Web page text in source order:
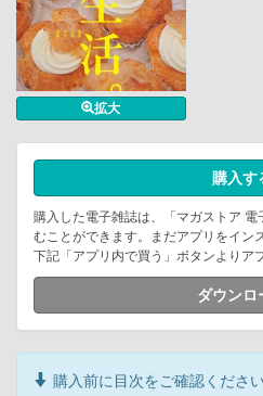
拡大
購入す
購入した電子雑誌は、「マガストア
むことができます。まだアプリをイン
下記「アプリ内で買う」ボタンよりア
ダウンロ
購入前に目次をご確認ください